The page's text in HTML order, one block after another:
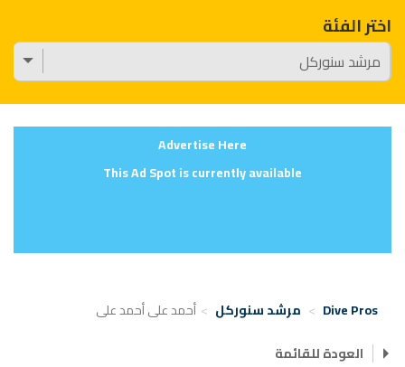
اختر الفئة
Advertise Here
This Ad Spot is currently available
Dive Pros مرشد سنوركل
أحمد على أحمد على
العودة للقائمة